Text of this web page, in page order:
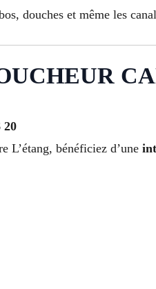
douches et même les
20
L’étang, bénéficiez d’une